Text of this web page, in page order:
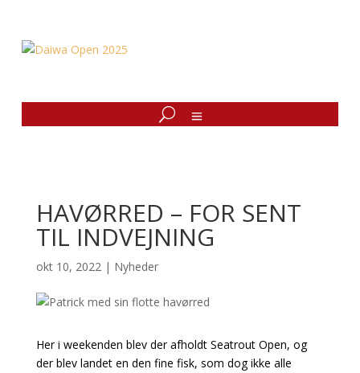
HAVØRRED – FOR SENT
TIL INDVEJNING
okt 10, 2022| Nyheder
Her i weekenden blev der afholdt Seatrout Open, og
der blev landet en den fine fisk, som dog ikke alle